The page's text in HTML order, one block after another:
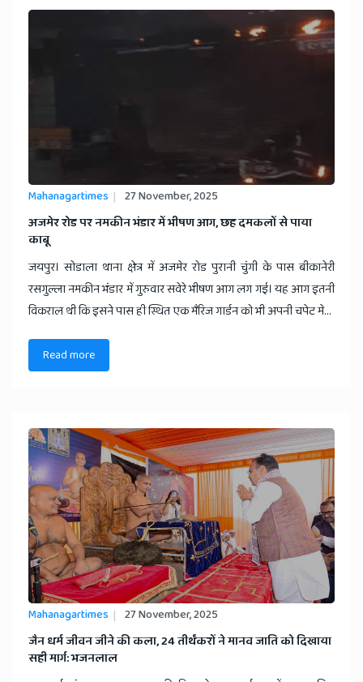
Mahanagartimes 27 November, 2025
​अजमेर रोड पर नमकीन भंडार में भीषण आग, छह दमकलों से पाया
काबू
जयपुर। सोडाला थाना क्षेत्र में अजमेर रोड पुरानी चुंगी के पास बीकानेरी
रसगुल्ला नमकीन भंडार में गुरुवार सवेरे भीषण आग लग गई। यह आग इतनी
विकराल थी कि इसने पास ही स्थित एक मैरिज गार्डन को भी अपनी चपेट मे...
Read more
Mahanagartimes 27 November, 2025
​जैन धर्म जीवन जीने की कला, 24 तीर्थंकरों ने मानव जाति को दिखाया
सही मार्ग: भजनलाल